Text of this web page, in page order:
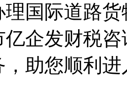
理国际道路
企发财税
助您顺利